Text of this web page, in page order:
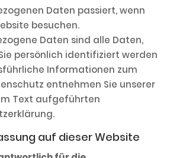
Daten passiert, wenn
besuchen.
Daten sind alle Daten,
persönlich identifiziert werden
Informationen zum
entnehmen Sie unserer
Text aufgeführten
auf dieser Website